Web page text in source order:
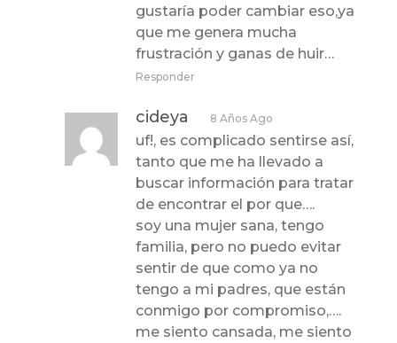
gustaría poder cambiar eso,ya
que me genera mucha
frustración y ganas de huir…
Responder
cideya 8 Años Ago
uf!, es complicado sentirse así,
tanto que me ha llevado a
buscar información para tratar
de encontrar el por que….
soy una mujer sana, tengo
familia, pero no puedo evitar
sentir de que como ya no
tengo a mi padres, que están
conmigo por compromiso,….
me siento cansada, me siento